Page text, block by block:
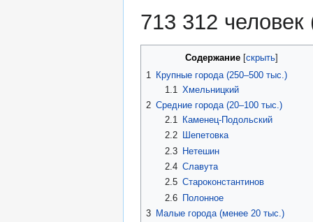
713 312
Содержание
1
Крупные города (250–500 тыс.)
1.1
Хмельницкий
2 Средние города (20–100 тыс.)
2.1
Каменец-Подольский
2.2
Шепетовка
2.3
Нетешин
2.4 Славута
2.5 Староконстантинов
2.6
Полонное
3 Малые города (менее 20 тыс.)